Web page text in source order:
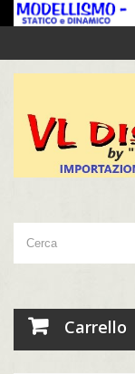
Carrello